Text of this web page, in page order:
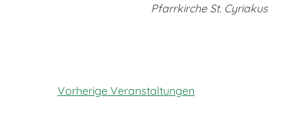
Pfarrkirche St. Cyriakus
Vorherige Veranstaltungen